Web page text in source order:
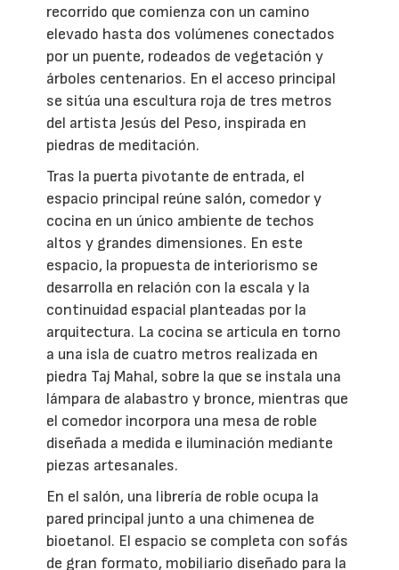
recorrido que comienza con un camino
elevado hasta dos volúmenes conectados
por un puente, rodeados de vegetación y
árboles centenarios. En el acceso principal
se sitúa una escultura roja de tres metros
del artista Jesús del Peso, inspirada en
piedras de meditación.
Tras la puerta pivotante de entrada, el
espacio principal reúne salón, comedor y
cocina en un único ambiente de techos
altos y grandes dimensiones. En este
espacio, la propuesta de interiorismo se
desarrolla en relación con la escala y la
continuidad espacial planteadas por la
arquitectura. La cocina se articula en torno
a una isla de cuatro metros realizada en
piedra Taj Mahal, sobre la que se instala una
lámpara de alabastro y bronce, mientras que
el comedor incorpora una mesa de roble
diseñada a medida e iluminación mediante
piezas artesanales.
En el salón, una librería de roble ocupa la
pared principal junto a una chimenea de
bioetanol. El espacio se completa con sofás
de gran formato, mobiliario diseñado para la